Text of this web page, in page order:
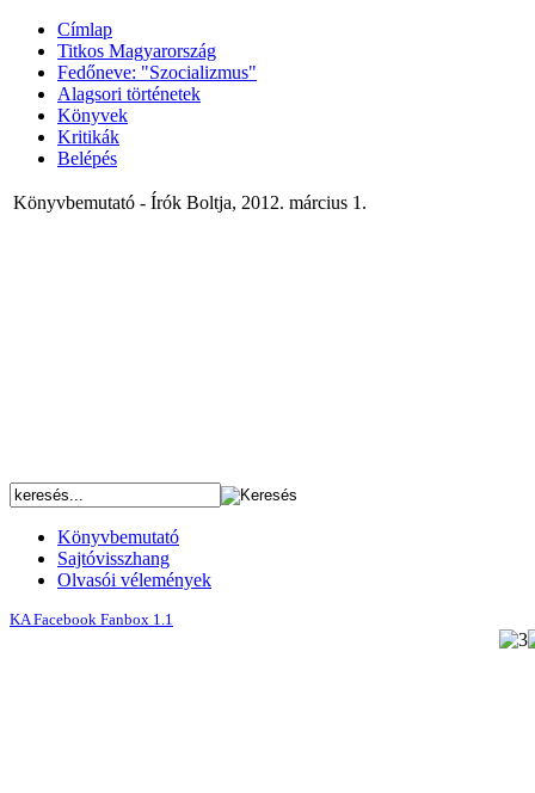
Címlap
Titkos Magyarország
Fedőneve: "Szocializmus"
Alagsori történetek
Könyvek
Kritikák
Belépés
Könyvbemutató - Írók Boltja, 2012. március 1.
Könyvbemutató
Sajtóvisszhang
Olvasói vélemények
KA Facebook Fanbox 1.1